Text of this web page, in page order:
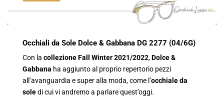
Occhiali da Sole Dolce & Gabbana DG 2277 (04/6G)
Con la collezione Fall Winter 2021/2022,Dolce &
Gabbana ha aggiunto al proprio repertorio pezzi
all’avanguardia e super alla moda, come l’occhiale da
soledi cui vi andremo a parlare quest’oggi.